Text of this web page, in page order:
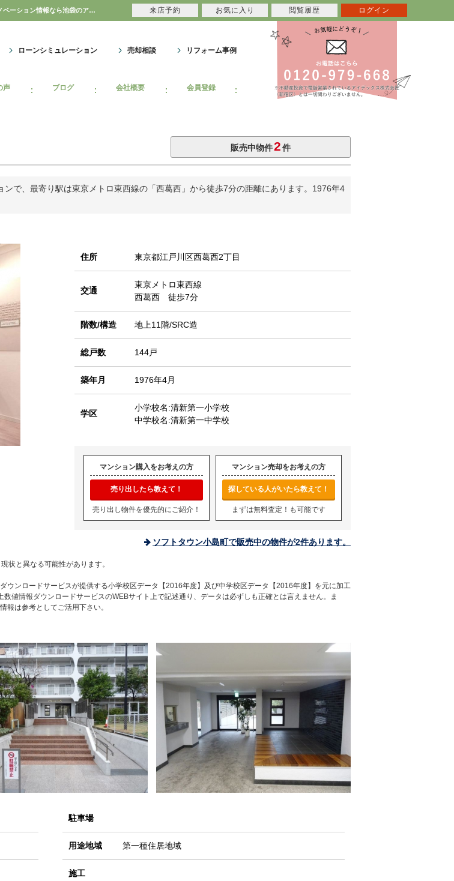
ソフトタウン小島町｜購入・売り物件、売却査定・相場・売却価格｜豊島区・中野区・新宿区の中古マンション・リノベーション情報なら池袋のアイベックスホーム！のマンション情報のことならアイベックスホーム株式会社
ローンシミュレーション 売却相談 リフォーム事例
声 ブログ 会社概要 会員登録
販売中物件2件
で、最寄り駅は東京メトロ東西線の「西葛西」から徒歩7分の距離にあります。1976年4
住所 東京都江戸川区西葛西2丁目
交通
東京メトロ東西線
西葛西 徒歩7分
階数/構造 地上11階/SRC造
総戸数 144戸
築年月 1976年4月
学区
小学校名:清新第一小学校
中学校名:清新第一中学校
マンション購入をお考えの方
売り出したら教えて！
売り出し物件を優先的にご紹介！
マンション売却をお考えの方
探している人がいたら教えて！
まずは無料査定！も可能です
ソフトタウン小島町で販売中の物件が2件あります。
状と異なる可能性があります。
ウンロードサービスが提供する小学校区データ【2016年度】及び中学校区データ【2016年度】を元に加工
値情報ダウンロードサービスのWEBサイト上で記述通り、データは必ずしも正確とは言えません。ま
報は参考としてご活用下さい。
駐車場
用途地域 第一種住居地域
施工
来店予約 お気に入り 閲覧履歴 ログイン